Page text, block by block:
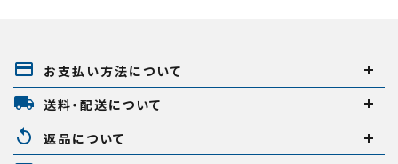
payment お支払い方法について
local_shipping 送料・配送について
replay 返品について